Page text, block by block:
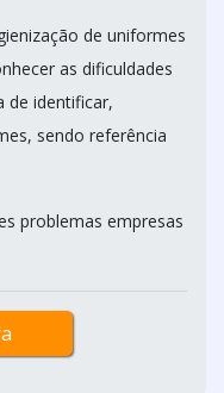
de uniformes
as dificuldades
de identificar,
sendo referência
problemas empresas